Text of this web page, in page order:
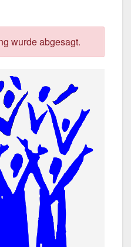
wur­de abge­sagt.